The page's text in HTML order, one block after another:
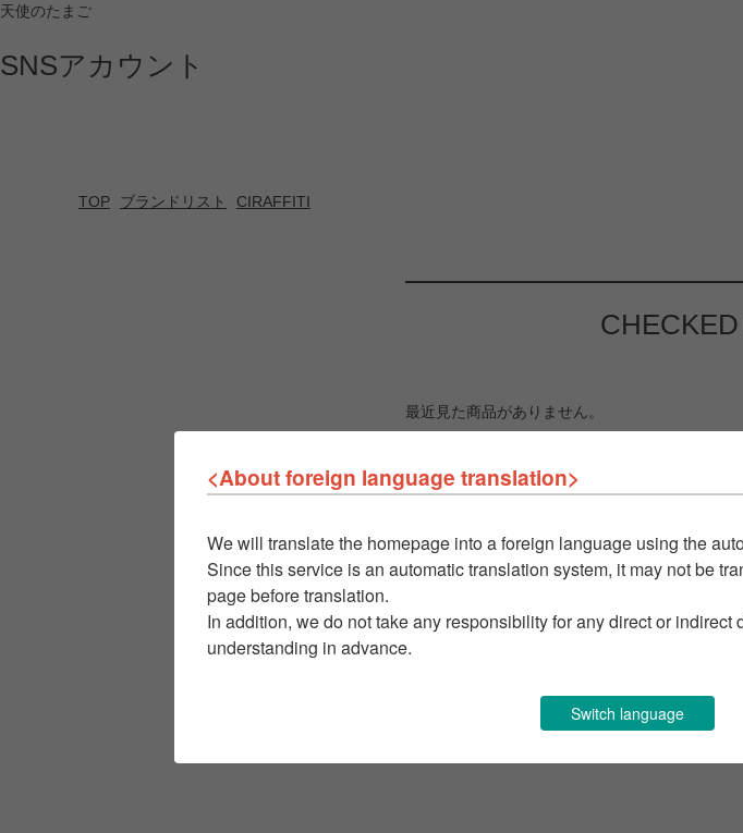
天使のたまご
SNSアカウント
TOP ブランドリスト CIRAFFITI
最近見た商品がありません。
<About foreign language translation>
We will translate the homepage into a foreign language using the
Since this service is an automatic translation system, it may not be
page before translation.
In addition, we do not take any responsibility for any direct or
understanding in advance.
Switch language